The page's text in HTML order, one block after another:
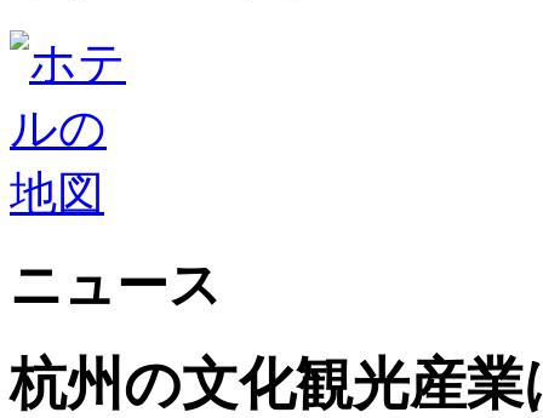
ニュース
杭州の文化観光産